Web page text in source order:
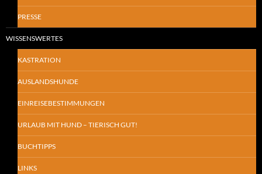
PRESSE
WISSENSWERTES
KASTRATION
AUSLANDSHUNDE
EINREISEBESTIMMUNGEN
URLAUB MIT HUND – TIERISCH GUT!
BUCHTIPPS
LINKS